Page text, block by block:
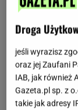
Droga
jeśli wyrazisz
oraz jej Zaufani
IAB, jak również
Gazeta.pl sp. z
takie jak adresy